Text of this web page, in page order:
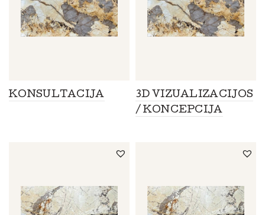
KONSULTACIJA
3D VIZUALIZACIJOS
/ KONCEPCIJA